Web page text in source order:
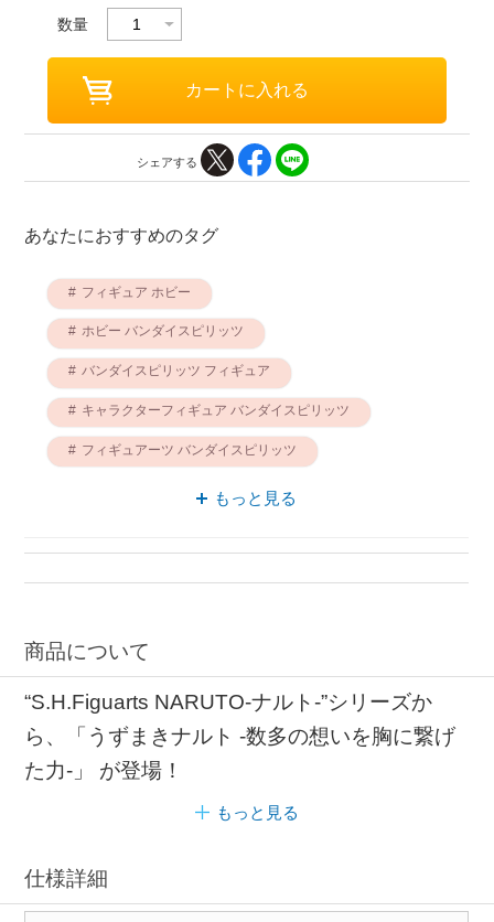
数量
シェアする
あなたにおすすめのタグ
フィギュア ホビー
ホビー バンダイスピリッツ
バンダイスピリッツ フィギュア
キャラクターフィギュア バンダイスピリッツ
フィギュアーツ バンダイスピリッツ
フィギュアーツ S.H.Figuarts
フィギュア S.H.Figuarts
もっと見る
商品について
“S.H.Figuarts NARUTO-ナルト-”シリーズか
ら、「うずまきナルト -数多の想いを胸に繋げ
た力-」 が登場！
もっと見る
仕様詳細